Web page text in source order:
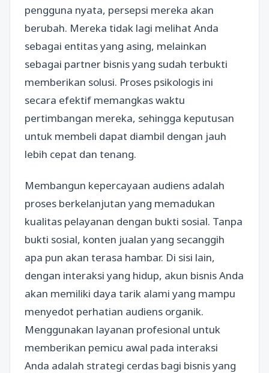
pengguna nyata, persepsi mereka akan
berubah. Mereka tidak lagi melihat Anda
sebagai entitas yang asing, melainkan
sebagai partner bisnis yang sudah terbukti
memberikan solusi. Proses psikologis ini
secara efektif memangkas waktu
pertimbangan mereka, sehingga keputusan
untuk membeli dapat diambil dengan jauh
lebih cepat dan tenang.
Membangun kepercayaan audiens adalah
proses berkelanjutan yang memadukan
kualitas pelayanan dengan bukti sosial. Tanpa
bukti sosial, konten jualan yang secanggih
apa pun akan terasa hambar. Di sisi lain,
dengan interaksi yang hidup, akun bisnis Anda
akan memiliki daya tarik alami yang mampu
menyedot perhatian audiens organik.
Menggunakan layanan profesional untuk
memberikan pemicu awal pada interaksi
Anda adalah strategi cerdas bagi bisnis yang